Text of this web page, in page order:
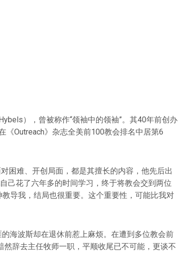
），曾被称作“领袖中的领袖”。其40年前创办
《Outreach》杂志全美前100教会排名中居第6
困难、开创局面，都是其擅长的内容，他先后出
己花了六年多的时间学习，终于将教会交到两位
导我，结局也很重要。这个重要性，可能比我对
海波斯却在退休前惹上麻烦。在遭到多位教会前
辞去主任牧师一职，平顺收尾已不可能，更谈不